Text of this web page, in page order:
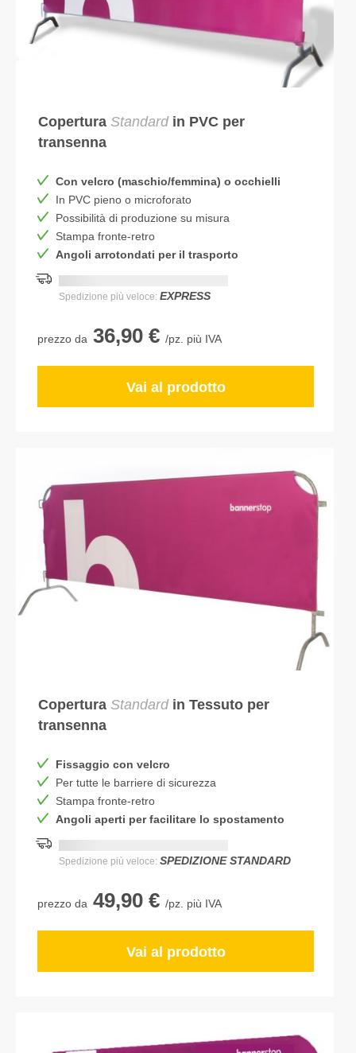
Copertura Standardin PVC per
transenna
Con velcro (maschio/femmina) o occhielli
In PVC pieno o microforato
Possibilità di produzione su misura
Stampa fronte-retro
Angoli arrotondati per il trasporto
Spedizione più veloce: EXPRESS
prezzo da 36,90 € /pz. più IVA
Vai al prodotto
Copertura Standardin Tessuto per
transenna
Fissaggio con velcro
Per tutte le barriere di sicurezza
Stampa fronte-retro
Angoli aperti per facilitare lo spostamento
Spedizione più veloce: SPEDIZIONE STANDARD
prezzo da 49,90 € /pz. più IVA
Vai al prodotto